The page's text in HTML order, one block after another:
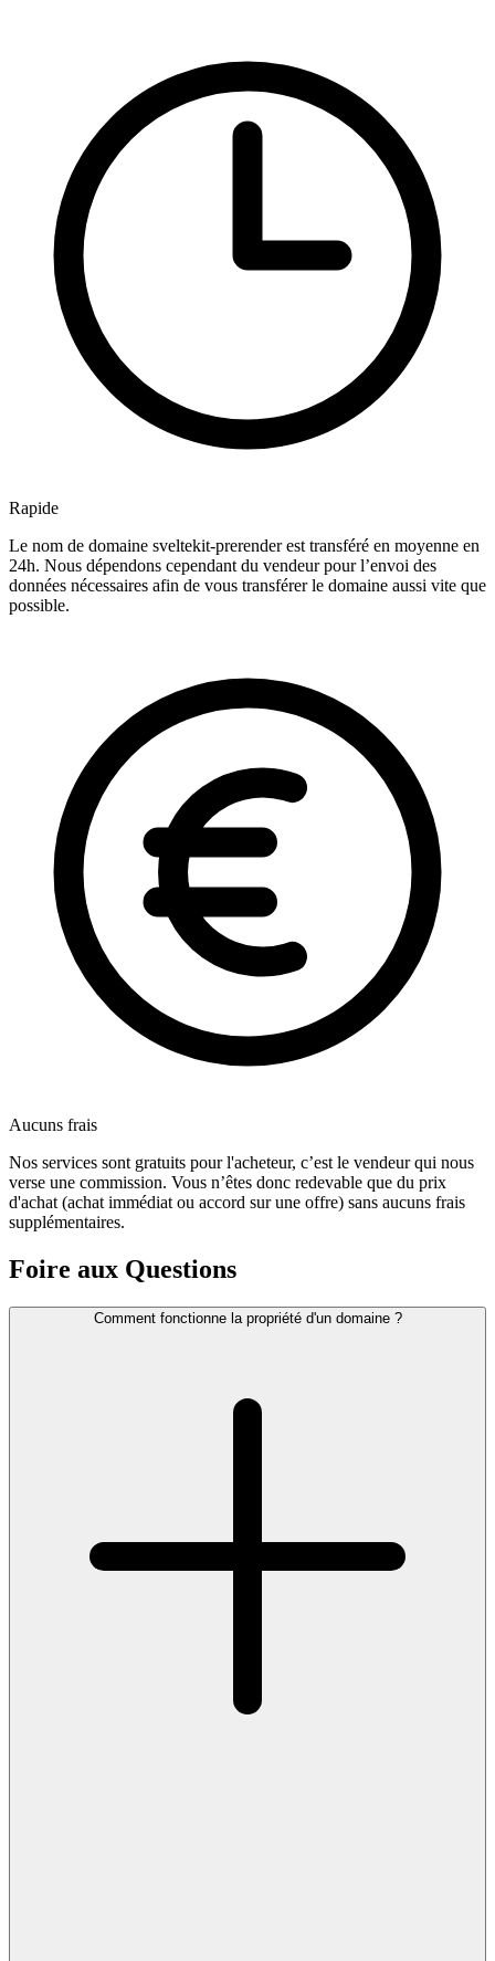
Rapide
Le nom de domaine sveltekit-prerender est transféré en moyenne en
24h. Nous dépendons cependant du vendeur pour l’envoi des
données nécessaires afin de vous transférer le domaine aussi vite que
possible.
Aucuns frais
Nos services sont gratuits pour l'acheteur, c’est le vendeur qui nous
verse une commission. Vous n’êtes donc redevable que du prix
d'achat (achat immédiat ou accord sur une offre) sans aucuns frais
supplémentaires.
Foire aux Questions
Comment fonctionne la propriété d'un domaine ?